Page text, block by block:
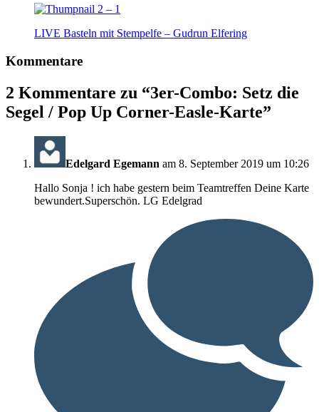
LIVE Basteln mit Stempelfe – Gudrun Elfering
Kommentare
2 Kommentare zu “3er-Combo: Setz die
Segel / Pop Up Corner-Easle-Karte”
Edelgard Egemann am 8. September 2019 um 10:26
Hallo Sonja ! ich habe gestern beim Teamtreffen Deine Karte
bewundert.Superschön. LG Edelgrad